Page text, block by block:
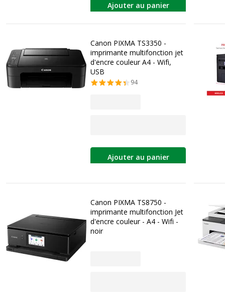
Ajouter au panier
Canon PIXMA TS3350 -
imprimante multifonction jet
d'encre couleur A4 - Wifi,
USB
94
Ajouter au panier
Canon PIXMA TS8750 -
imprimante multifonction Jet
d'encre couleur - A4 - Wifi -
noir